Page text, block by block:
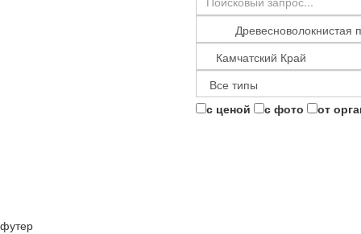
с ценой с фото от
футер